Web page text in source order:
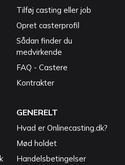
Tilføj casting eller job
Opret casterprofil
Sådan finder du
medvirkende
FAQ - Castere
Kontrakter
GENERELT
Hvad er Onlinecasting.dk?
Mød holdet
Handelsbetingelser